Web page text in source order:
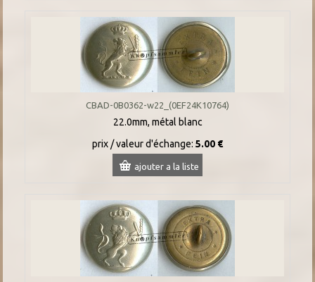
CBAD-0B0362-w22_(0EF24K10764)
22.0mm, métal blanc
prix / valeur d'échange: 5.00 €
ajouter a la liste